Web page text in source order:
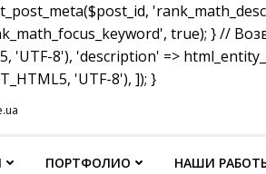
true); } //
'UTF-8'), 'description' =>
'UTF-8'), ]); }
ПОРТФОЛИО НАШИ